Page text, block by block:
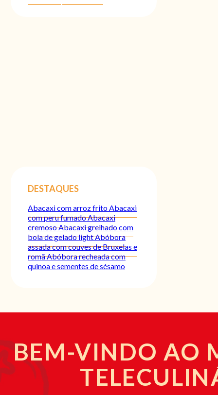
DESTAQUES
Abacaxi com arroz fritoAbacaxi
com peru fumadoAbacaxi
cremosoAbacaxi grelhado com
bola de gelado lightAbóbora
assada com couves de Bruxelas e
romãAbóbora recheada com
quinoa e sementes de sésamo
BEM-VINDO AO